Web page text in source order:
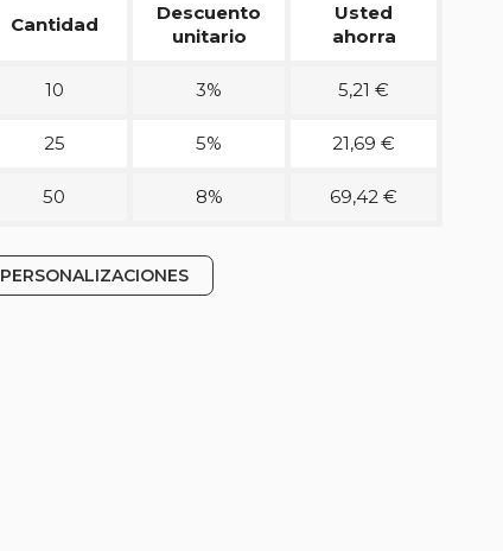
Cantidad
Descuento
unitario
Usted
ahorra
10 3% 5,21 €
25 5% 21,69 €
50 8% 69,42 €
PERSONALIZACIONES